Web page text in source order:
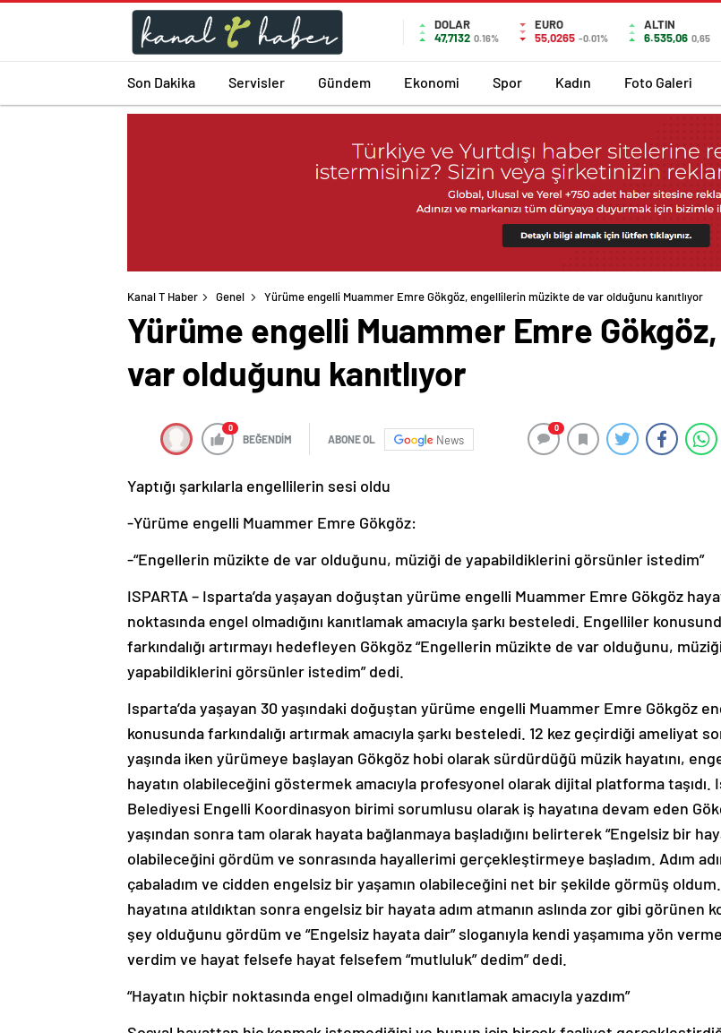
DOLAR
47,7132 0.16%
EURO
55,0265 -0.01%
ALTIN
6.535,06 0,65
Son Dakika Servisler Gündem Ekonomi Spor Kadın Foto Galeri
Kanal T Haber Genel Yürüme engelli Muammer Emre Gökgöz, engellilerin müzikte de var olduğunu kanıtlıyor
Yürüme engelli Muammer Emre
var olduğunu kanıtlıyor
0
BEĞENDİM ABONE OL News
0
Yaptığı şarkılarla engellilerin sesi oldu
-Yürüme engelli Muammer Emre Gökgöz:
-“Engellerin müzikte de var olduğunu, müziği de yapabildiklerini görsünler istedim”
ISPARTA – Isparta’da yaşayan doğuştan yürüme engelli Muammer Emre Gökgöz
noktasında engel olmadığını kanıtlamak amacıyla şarkı besteledi. Engelliler
farkındalığı artırmayı hedefleyen Gökgöz “Engellerin müzikte de var olduğunu,
yapabildiklerini görsünler istedim” dedi.
Isparta’da yaşayan 30 yaşındaki doğuştan yürüme engelli Muammer Emre Gökgöz
konusunda farkındalığı artırmak amacıyla şarkı besteledi. 12 kez geçirdiği ameliyat
yaşında iken yürümeye başlayan Gökgöz hobi olarak sürdürdüğü müzik hayatını,
hayatın olabileceğini göstermek amacıyla profesyonel olarak dijital platforma taşıdı.
Belediyesi Engelli Koordinasyon birimi sorumlusu olarak iş hayatına devam eden
yaşından sonra tam olarak hayata bağlanmaya başladığını belirterek “Engelsiz bir
olabileceğini gördüm ve sonrasında hayallerimi gerçekleştirmeye başladım. Adım
çabaladım ve cidden engelsiz bir yaşamın olabileceğini net bir şekilde görmüş
hayatına atıldıktan sonra engelsiz bir hayata adım atmanın aslında zor gibi görünen
şey olduğunu gördüm ve “Engelsiz hayata dair” sloganıyla kendi yaşamıma yön
verdim ve hayat felsefe hayat felsefem “mutluluk” dedim” dedi.
“Hayatın hiçbir noktasında engel olmadığını kanıtlamak amacıyla yazdım”